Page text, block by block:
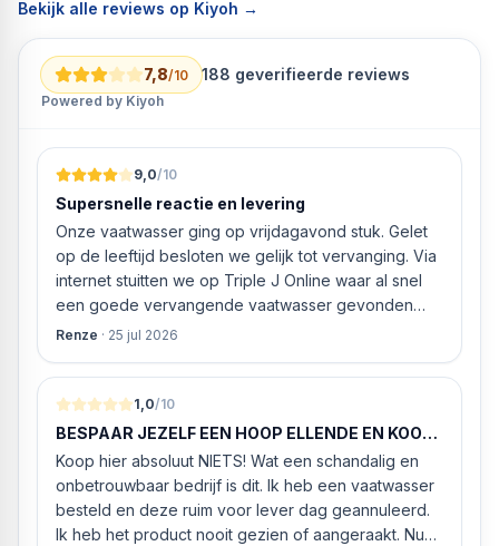
Bekijk alle reviews op Kiyoh →
7,8/10 188 geverifieerde reviews
Powered by Kiyoh
9,0/10
Supersnelle reactie en levering
Onze vaatwasser ging op vrijdagavond stuk. Gelet
op de leeftijd besloten we gelijk tot vervanging. Via
internet stuitten we op Triple J Online waar al snel
een goede vervangende vaatwasser gevonden
werd. ‘s Ochtends even gebeld met de
geïnstalleerd kan worden. Dit bleek het geval tegen
alleszins concurrente prijzen. De vriendelijke
medewerker gaf aan dat, als we gelijk via de
website gingen bestellen en betalen, hij z’n best
ging doen om ‘s middags nog te leveren. Het
bleken geen loze woorden: om 16.00 uur werd de
Neff vaatwasser geleverd en ver
Renze · 25 jul 2026
1,0/10
BESPAAR JEZELF EEN HOOP ELLENDE EN KOOP
HIER NIETS!
Koop hier absoluut NIETS! Wat een schandalig en
onbetrouwbaar bedrijf is dit. Ik heb een vaatwasser
besteld en deze ruim voor lever dag geannuleerd.
Ik heb het product nooit gezien of aangeraakt. Nu